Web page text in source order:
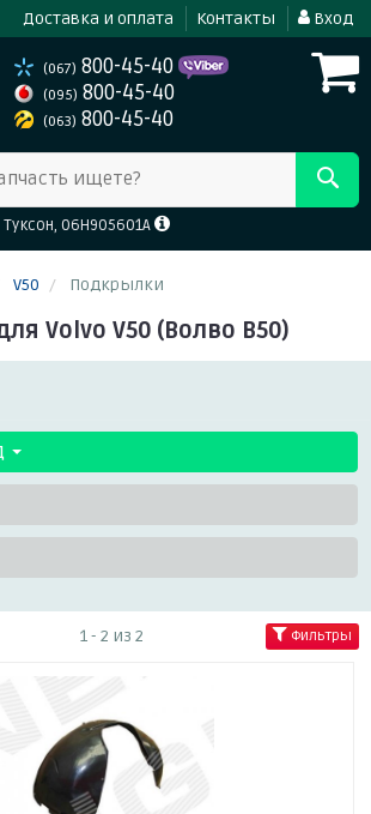
Доставка и оплата Контакты Вход
(067) 800-45-40
(095) 800-45-40
(063) 800-45-40
ищете?
06H905601A
V50 Подкрылки
Volvo V50 (Волво В50)
1 - 2 из 2 Фильтры